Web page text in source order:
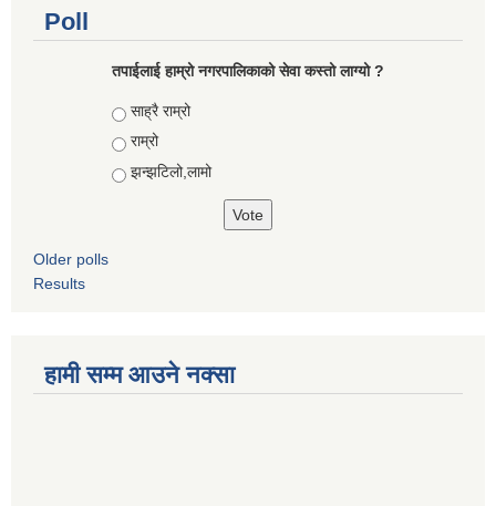
Poll
तपाईलाई हाम्रो नगरपालिकाको सेवा कस्तो लाग्यो ?
Choices
साह्रै राम्रो
राम्रो
झन्झटिलो,लामो
Older polls
Results
हामी सम्म आउने नक्सा